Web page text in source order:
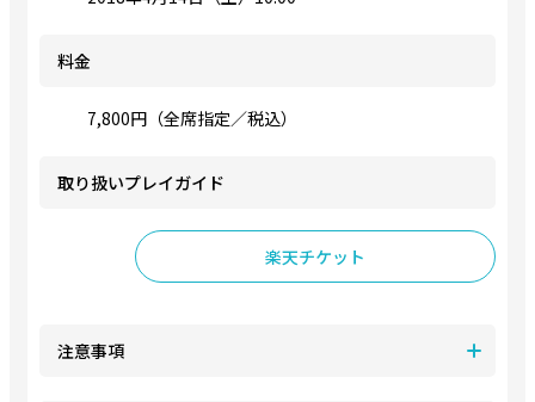
料金
7,800円（全席指定／税込）
取り扱いプレイガイド
楽天チケット
注意事項